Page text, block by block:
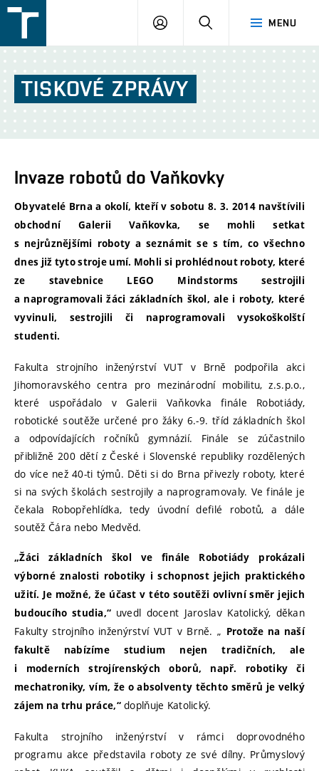
v
Brně
MENU
PŘIHLÁŠENÍ
TISKOVÉ ZPRÁVY
Invaze robotů do Vaňkovky
Obyvatelé Brna a okolí, kteří v sobotu 8. 3. 2014 navštívili
obchodní Galerii Vaňkovka, se mohli setkat
s nejrůznějšími roboty a seznámit se s tím, co všechno
dnes již tyto stroje umí. Mohli si prohlédnout roboty, které
ze stavebnice LEGO Mindstorms sestrojili
a naprogramovali žáci základních škol, ale i roboty, které
vyvinuli, sestrojili či naprogramovali vysokoškolští
studenti.
Fakulta strojního inženýrství VUT v Brně podpořila akci
Jihomoravského centra pro mezinárodní mobilitu, z.s.p.o.,
které uspořádalo v Galerii Vaňkovka finále Robotiády,
robotické soutěže určené pro žáky 6.-9. tříd základních škol
a odpovídajících ročníků gymnázií. Finále se zúčastnilo
přibližně 200 dětí z České i Slovenské republiky rozdělených
do více než 40-ti týmů. Děti si do Brna přivezly roboty, které
si na svých školách sestrojily a naprogramovaly. Ve finále je
čekala Robopřehlídka, tedy úvodní defilé robotů, a dále
soutěž Čára nebo Medvěd.
„Žáci základních škol ve finále Robotiády prokázali
výborné znalosti robotiky i schopnost jejich praktického
užití. Je možné, že účast v této soutěži ovlivní směr jejich
budoucího studia,“ uvedl docent Jaroslav Katolický, děkan
Fakulty strojního inženýrství VUT v Brně. „ Protože na naší
fakultě nabízíme studium nejen tradičních, ale
i moderních strojírenských oborů, např. robotiky či
mechatroniky, vím, že o absolventy těchto směrů je velký
zájem na trhu práce,“doplňuje Katolický.
Fakulta strojního inženýrství v rámci doprovodného
programu akce představila roboty ze své dílny. Průmyslový